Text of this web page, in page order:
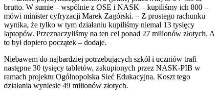
brutto. W sumie – wspólnie z OSE i NASK – kupiliśmy ich 800 –
mówi minister cyfryzacji Marek Zagórski. – Z prostego rachunku
wynika, że tylko w tym działaniu kupiliśmy niemal 13 tysięcy
laptopów. Przeznaczyliśmy na ten cel ponad 27 milionów złotych. A
to był dopiero początek – dodaje.
Niebawem do najbardziej potrzebujących szkół i uczniów trafi
następne 30 tysięcy tabletów, zakupionych przez NASK-PIB w
ramach projektu Ogólnopolska Sieć Edukacyjna. Koszt tego
działania wyniesie 49 milionów złotych.